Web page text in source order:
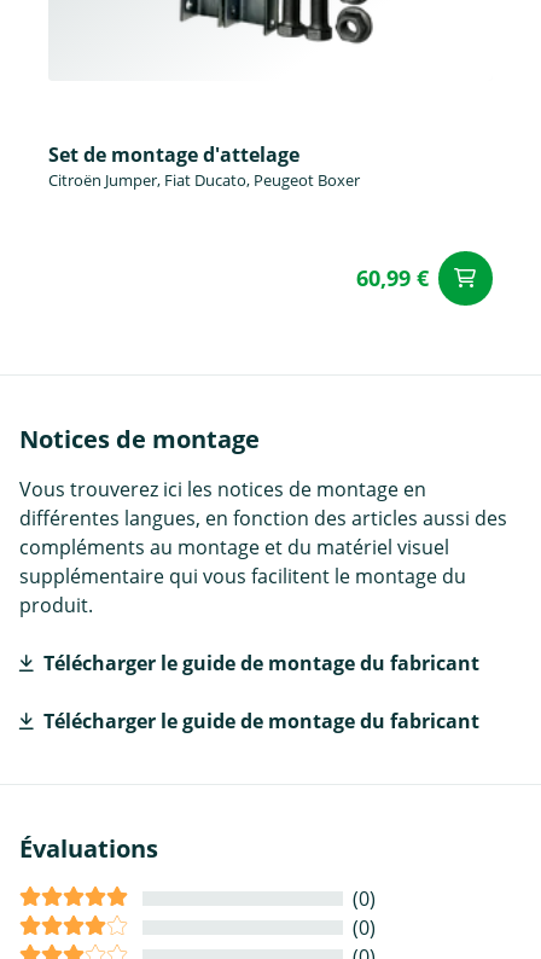
Set de montage d'attelage
Citroën Jumper, Fiat Ducato, Peugeot Boxer
60,99 €
Notices de montage
Vous trouverez ici les notices de montage en
différentes langues, en fonction des articles aussi des
compléments au montage et du matériel visuel
supplémentaire qui vous facilitent le montage du
produit.
Télécharger le guide de montage du fabricant
Télécharger le guide de montage du fabricant
Évaluations
(0)
(0)